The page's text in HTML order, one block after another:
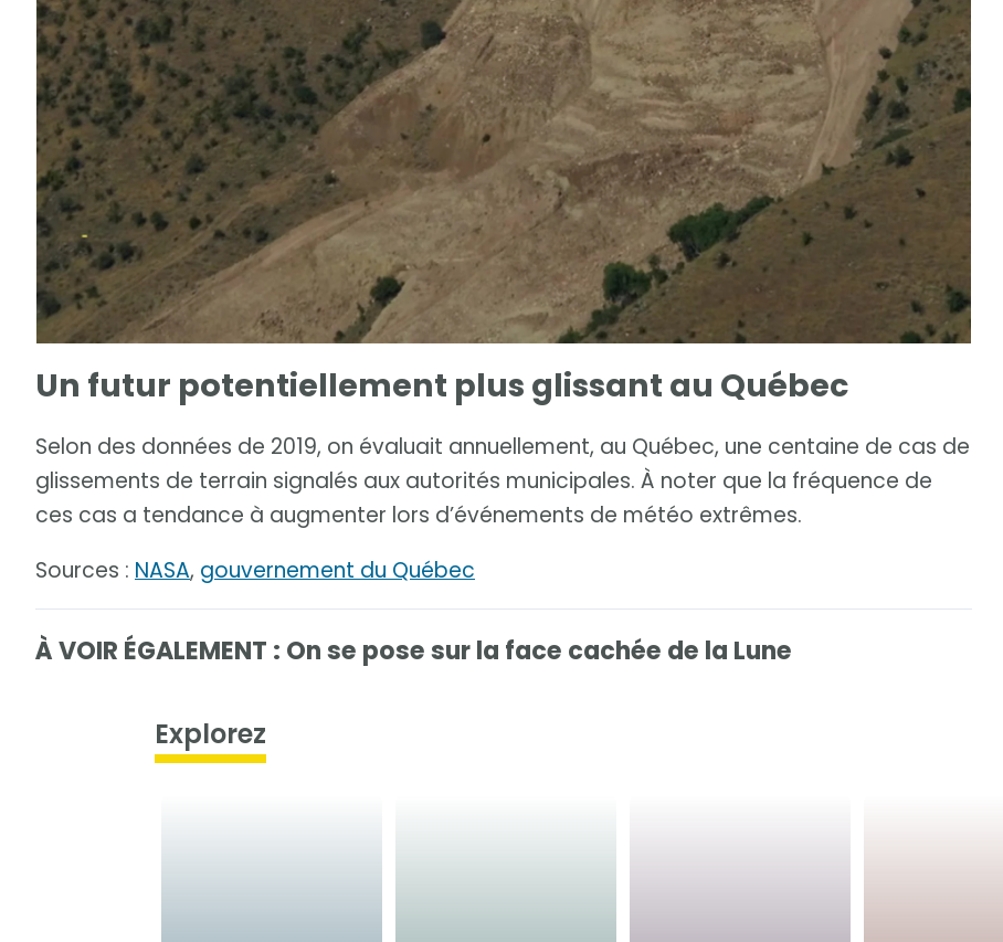
Un futur potentiellement plus glissant au Québec
Selon des données de 2019, on évaluait annuellement, au Québec, une centaine de cas de
glissements de terrain signalés aux autorités municipales. À noter que la fréquence de
ces cas a tendance à augmenter lors d’événements de météo extrêmes.
Sources : NASA, gouvernement du Québec
À VOIR ÉGALEMENT : On se pose sur la face cachée de la Lune
Explorez